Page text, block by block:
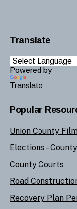
Translate
Powered by
Translate
Popular
Union County
Elections –
County Courts
Road
Recovery Plan